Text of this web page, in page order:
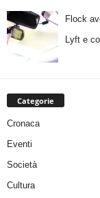
Flock
Lyft e
Categorie
Cronaca
Eventi
Società
Cultura